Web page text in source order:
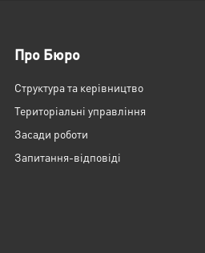
Про Бюро
Структура та керівництво
Територіальні управління
Засади роботи
Запитання-відповіді